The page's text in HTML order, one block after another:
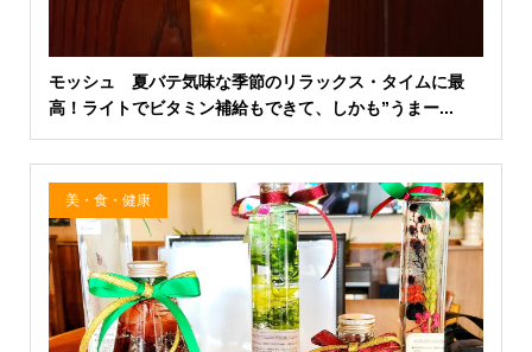
モッシュ 夏バテ気味な季節のリラックス・タイムに最
高！ライトでビタミン補給もできて、しかも”うまー...
美・食・健康